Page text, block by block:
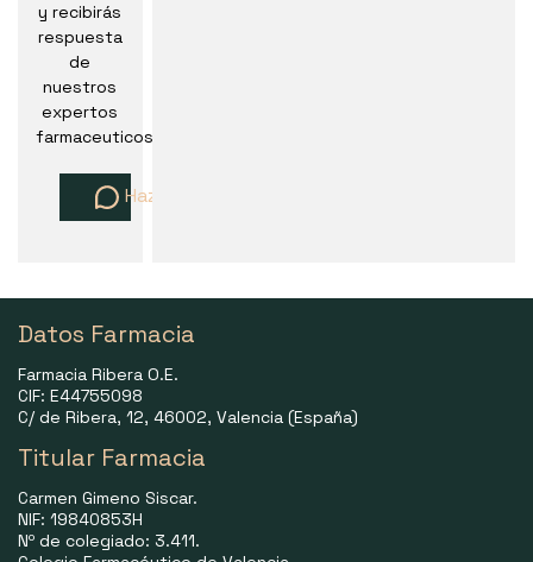
y recibirás
respuesta
de
nuestros
expertos
farmaceuticos
Haz una pregunta
Datos Farmacia
Farmacia Ribera O.E.
CIF: E44755098
C/ de Ribera, 12, 46002, Valencia (España)
Titular Farmacia
Carmen Gimeno Siscar.
NIF: 19840853H
Nº de colegiado: 3.411.